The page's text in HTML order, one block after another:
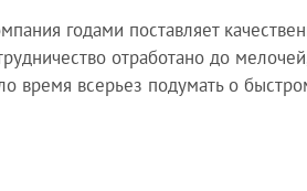
годами поставляет
отработано до
всерьез подумать о